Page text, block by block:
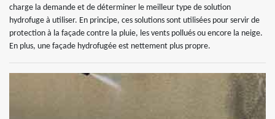
charge la demande et de déterminer le meilleur type de solution
hydrofuge à utiliser. En principe, ces solutions sont utilisées pour servir de
protection à la façade contre la pluie, les vents pollués ou encore la neige.
En plus, une façade hydrofugée est nettement plus propre.